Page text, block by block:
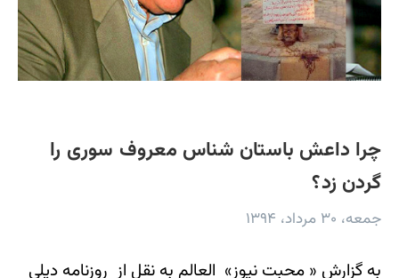
چرا داعش باستان شناس معروف سوری را
گردن زد؟
جمعه، ۳۰ مرداد، ۱۳۹۴
به گزارش « محبت نیوز» العالم به نقل از روزنامه دیلی